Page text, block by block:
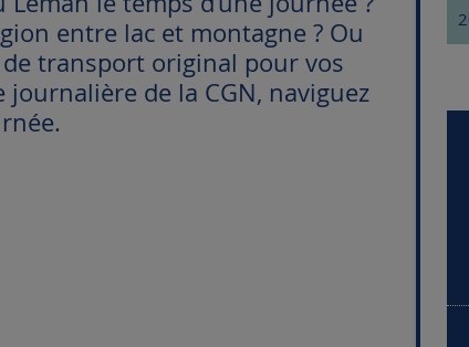
entre lac et montagne ? Ou
transport original pour vos
de la CGN, naviguez